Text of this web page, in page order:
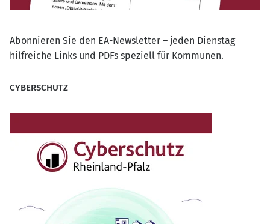
Abonnieren Sie den EA-Newsletter – jeden Dienstag
hilfreiche Links und PDFs speziell für Kommunen.
CYBERSCHUTZ